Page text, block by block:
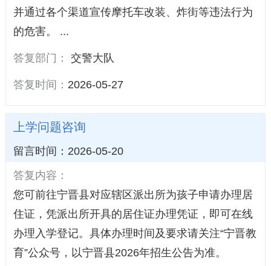
并通过各个渠道宣传摩托车改装、炸街等违法行为
的危害。 ...
答复部门： 交警大队
答复时间： 2026-05-27
上学问题咨询
留言时间：2026-05-20
答复内容：
您可前往宁晋县对应辖区派出所为孩子申请办理居
住证，凭派出所开具的居住证办理凭证，即可在线
办理入学登记。具体办理时间及要求请关注“宁晋教
育”公众号，以宁晋县2026年招生公告为准。